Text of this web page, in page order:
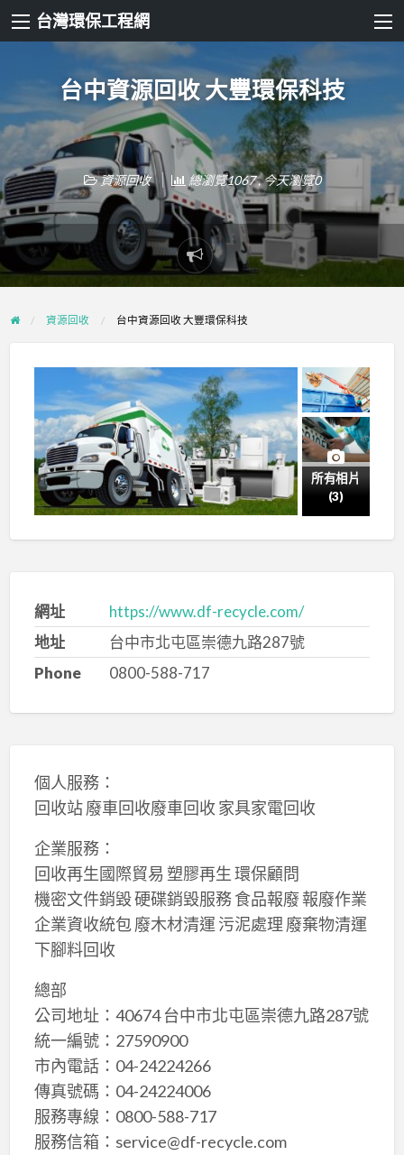
台灣環保工程網
台中資源回收 大豐環保科技
資源回收 總瀏覽1067 , 今天瀏覽0
Report
problem
資源回收 台中資源回收 大豐環保科技
所有相片
(3)
網址
https://www.df-recycle.com/
地址
台中市北屯區崇德九路287號
Phone
0800-588-717
個人服務：
回收站 廢車回收廢車回收 家具家電回收
企業服務：
回收再生國際貿易 塑膠再生 環保顧問
機密文件銷毀 硬碟銷毀服務 食品報廢 報廢作業
企業資收統包 廢木材清運 污泥處理 廢棄物清運
下腳料回收
總部
公司地址：40674 台中市北屯區崇德九路287號
統一編號：27590900
市內電話：04-24224266
傳真號碼：04-24224006
服務專線：0800-588-717
服務信箱：service@df-recycle.com